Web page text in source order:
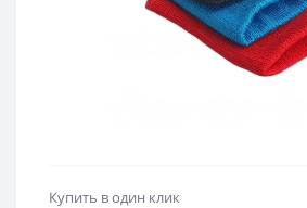
Купить в один клик